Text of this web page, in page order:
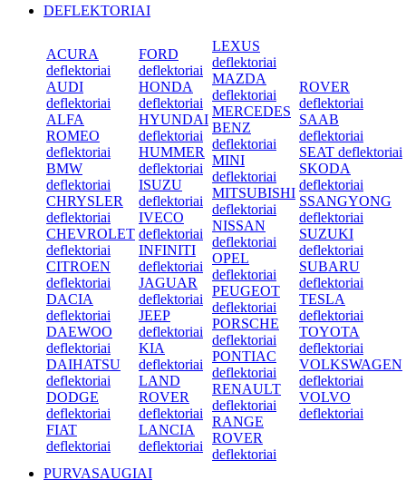
DEFLEKTORIAI
ACURA
deflektoriai
AUDI
deflektoriai
ALFA
ROMEO
deflektoriai
BMW
deflektoriai
CHRYSLER
deflektoriai
CHEVROLET
deflektoriai
CITROEN
deflektoriai
DACIA
deflektoriai
DAEWOO
deflektoriai
DAIHATSU
deflektoriai
DODGE
deflektoriai
FIAT
deflektoriai
FORD
deflektoriai
HONDA
deflektoriai
HYUNDAI
deflektoriai
HUMMER
deflektoriai
ISUZU
deflektoriai
IVECO
deflektoriai
INFINITI
deflektoriai
JAGUAR
deflektoriai
JEEP
deflektoriai
KIA
deflektoriai
LAND
ROVER
deflektoriai
LANCIA
deflektoriai
LEXUS
deflektoriai
MAZDA
deflektoriai
MERCEDES
BENZ
deflektoriai
MINI
deflektoriai
MITSUBISHI
deflektoriai
NISSAN
deflektoriai
OPEL
deflektoriai
PEUGEOT
deflektoriai
PORSCHE
deflektoriai
PONTIAC
deflektoriai
RENAULT
deflektoriai
RANGE
ROVER
deflektoriai
ROVER
deflektoriai
SAAB
deflektoriai
SEAT deflektoriai
SKODA
deflektoriai
SSANGYONG
deflektoriai
SUZUKI
deflektoriai
SUBARU
deflektoriai
TESLA
deflektoriai
TOYOTA
deflektoriai
VOLKSWAGEN
deflektoriai
VOLVO
deflektoriai
PURVASAUGIAI